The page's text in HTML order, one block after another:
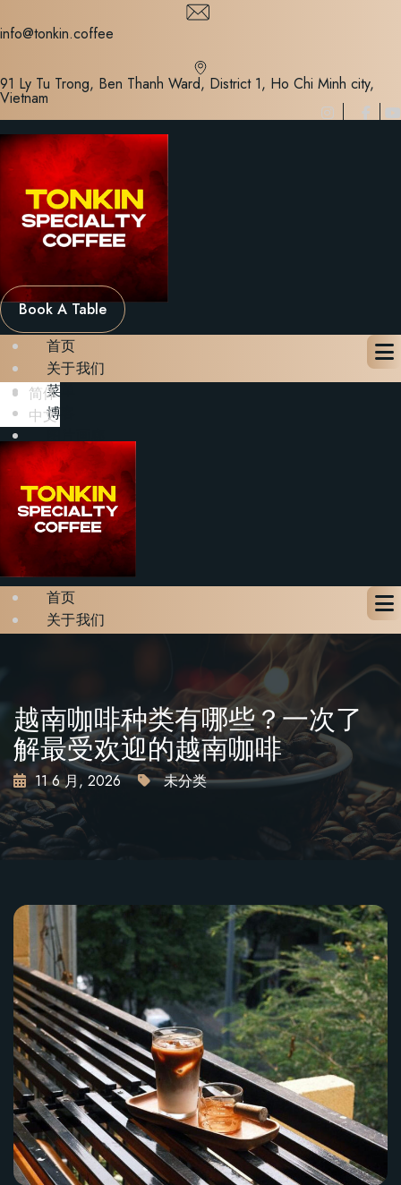
to
info@tonkin.coffee
91 Ly Tu Trong, Ben Thanh Ward, District 1, Ho Chi Minh city,
Vietnam
Book A Table
首页
关于我们
菜单
博客
联系我们
预订座位
X
简体
中文
首页
关于我们
联系我们
预订座位
X
越南咖啡种类有哪些？一次了
解最受欢迎的越南咖啡
11 6 月, 2026 未分类